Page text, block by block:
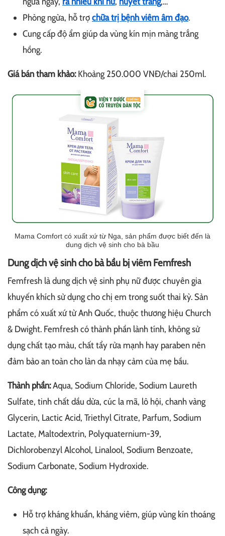
Phòng ngừa, hỗ trợchữa trị bệnh viêm âm đạo.
Cung cấp độ ẩm giúp da vùng kín mịn màng trắng
hồng.
Giá bán tham khảo:Khoảng 250.000 VNĐ/chai 250ml.
Mama Comfort có xuất xứ từ Nga, sản phẩm được biết đến là
dung dịch vệ sinh cho bà bầu
Dung dịch vệ sinh cho bà bầu bị viêm Femfresh
Femfresh là dung dịch vệ sinh phụ nữ được chuyên gia
khuyến khích sử dụng cho chị em trong suốt thai kỳ. Sản
phẩm có xuất xứ từ Anh Quốc, thuộc thương hiệu Church
& Dwight. Femfresh có thành phần lành tính, không sử
dụng chất tạo màu, chất tẩy rửa mạnh hay paraben nên
đảm bảo an toàn cho làn da nhạy cảm của mẹ bầu.
Thành phần:Aqua, Sodium Chloride, Sodium Laureth
Sulfate, tinh chất dầu dừa, cúc la mã, lô hội, chanh vàng
Glycerin, Lactic Acid, Triethyl Citrate, Parfum, Sodium
Lactate, Maltodextrin, Polyquaternium-39,
Dichlorobenzyl Alcohol, Linalool, Sodium Benzoate,
Sodium Carbonate, Sodium Hydroxide.
Công dụng:
Hỗ trợ kháng khuẩn, kháng viêm, giúp vùng kín thoáng
sạch cả ngày.